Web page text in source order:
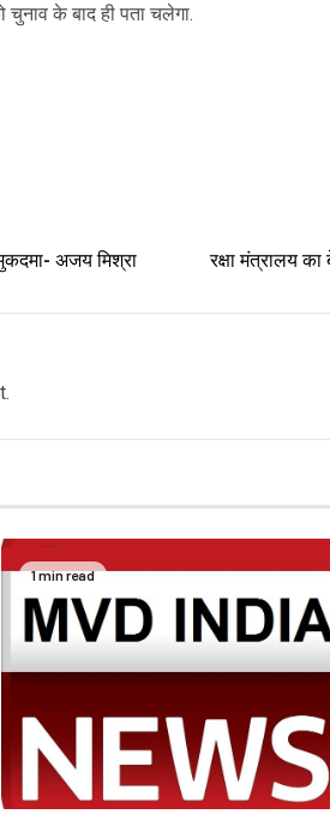
के बाद ही पता चलेगा.
अजय मिश्रा
रक्षा मंत्रालय
1 min read